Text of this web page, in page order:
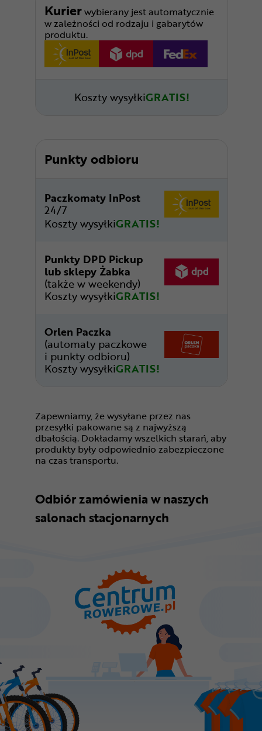
Kurierwybierany jest automatycznie
w zależności od rodzaju i gabarytów
produktu.
Koszty wysyłkiGRATIS!
Punkty odbioru
Paczkomaty InPost
24/7
Koszty wysyłkiGRATIS!
Punkty DPD Pickup
lub sklepy Żabka
(także w weekendy)
Koszty wysyłkiGRATIS!
Orlen Paczka
(automaty paczkowe
i punkty odbioru)
Koszty wysyłkiGRATIS!
Zapewniamy, że wysyłane przez nas
przesyłki pakowane są z najwyższą
dbałością. Dokładamy wszelkich starań, aby
produkty były odpowiednio zabezpieczone
na czas transportu.
Odbiór zamówienia w naszych
salonach stacjonarnych